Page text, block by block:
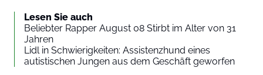
Lesen Sie auch
Beliebter Rapper August 08 Stirbt im Alter von 31
Jahren
Lidl in Schwierigkeiten: Assistenzhund eines
autistischen Jungen aus dem Geschäft geworfen